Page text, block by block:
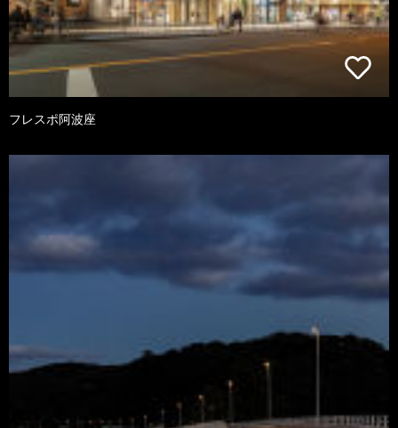
フレスポ阿波座